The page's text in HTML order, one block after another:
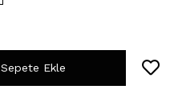
Sepete Ekle